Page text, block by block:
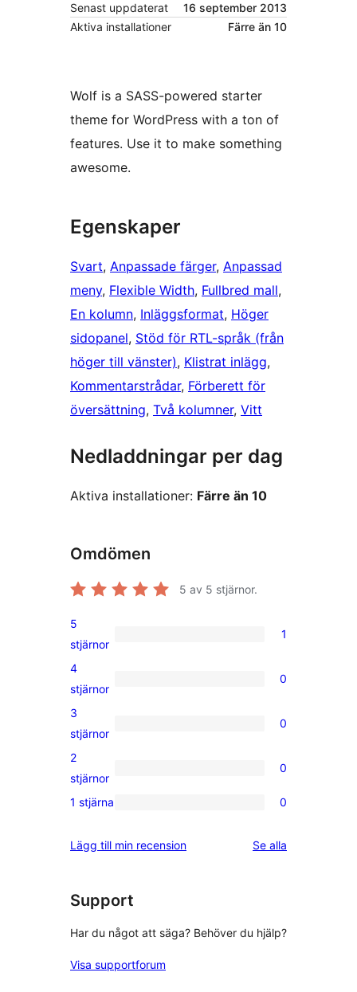
Senast uppdaterat
16 september 2013
Aktiva installationer
Färre än 10
Wolf is a SASS-powered starter
theme for WordPress with a ton of
features. Use it to make something
awesome.
Egenskaper
Svart, Anpassade färger, Anpassad
meny, Flexible Width, Fullbred mall
En kolumn, Inläggsformat, Höger
sidopanel, Stöd för RTL-språk (från
höger till vänster), Klistrat inlägg
Kommentarstrådar, Förberett för
översättning, Två kolumner, Vitt
Nedladdningar per dag
Aktiva installationer: Färre än 10
Omdömen
5 av 5 stjärnor.
1
5-
stjärnig
5
stjärnor
1
0
4-
stjärniga
4
stjärnor
0
0
3-
stjärniga
3
stjärnor
0
0
2-
recensioner
2
stjärnor
0
0
stjärniga
1 stjärna 0
Lägg till min recension Se alla
Support
Har du något att säga? Behöver du hjälp?
Visa supportforum